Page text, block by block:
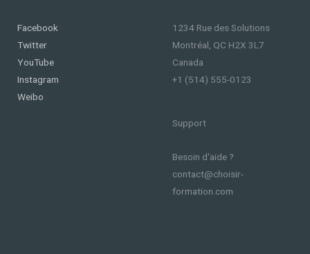
Facebook
Twitter
YouTube
Instagram
Weibo
1234 Rue des Solutions
Montréal, QC H2X 3L7
Canada
+1 (514) 555-0123
Support
Besoin d'aide ?
contact@choisir-
formation.com